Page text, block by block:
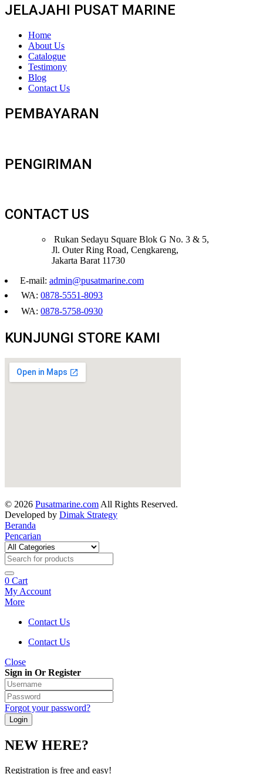
JELAJAHI PUSAT MARINE
Home
About Us
Catalogue
Testimony
Blog
Contact Us
PEMBAYARAN
PENGIRIMAN
CONTACT US
Rukan Sedayu Square Blok G No. 3 & 5,
Jl. Outer Ring Road, Cengkareng,
Jakarta Barat 11730
E-mail: admin@pusatmarine.com
WA: 0878-5551-8093
WA: 0878-5758-0930
KUNJUNGI STORE KAMI
© 2026 Pusatmarine.com All Rights Reserved.
Developed by Dimak Strategy
Beranda
Pencarian
0 Cart
My Account
More
Contact Us
Contact Us
Close
Sign in Or Register
Forgot your password?
NEW HERE?
Registration is free and easy!